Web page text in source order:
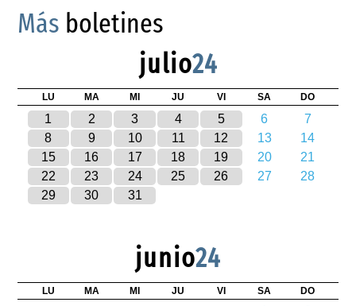
Más boletines
julio24
LU MA MI JU VI SA DO
1 2 3 4 5 6
7
8
9 10 11 12 13
14
15
16 17 18 19 20
21
22
23 24 25 26 27
28
29
30 31
junio24
LU MA MI JU VI SA DO